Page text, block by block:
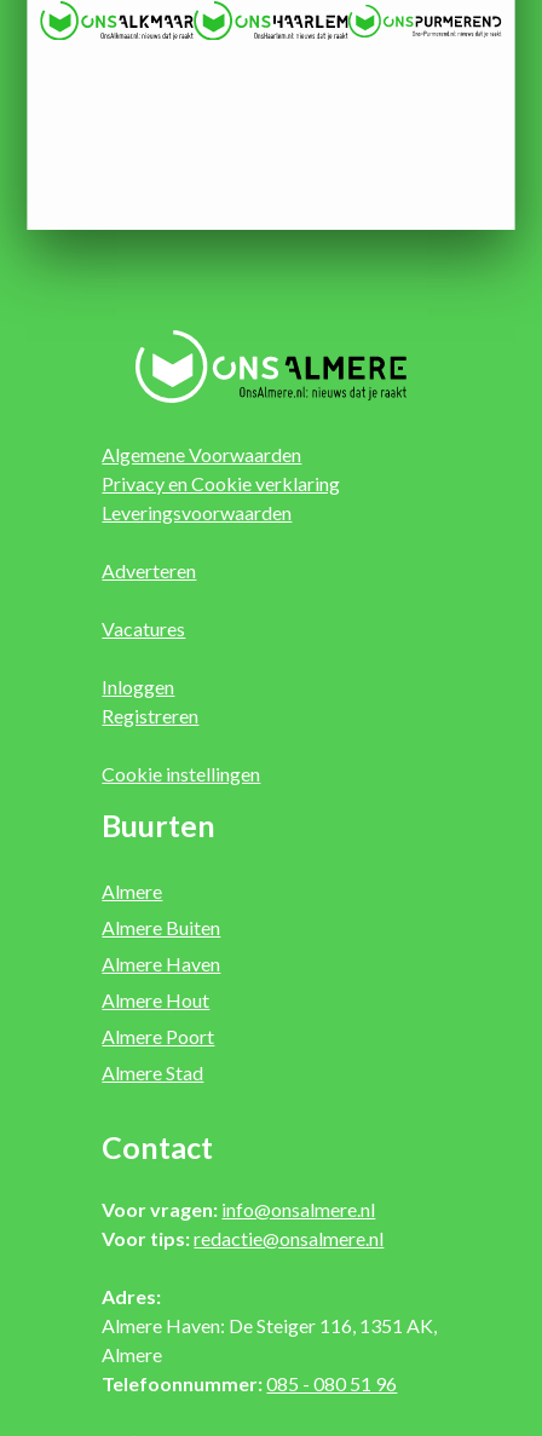
Algemene Voorwaarden
Privacy en Cookie verklaring
Leveringsvoorwaarden
Adverteren
Vacatures
Inloggen
Registreren
Cookie instellingen
Buurten
Almere
Almere Buiten
Almere Haven
Almere Hout
Almere Poort
Almere Stad
Contact
Voor vragen: info@onsalmere.nl
Voor tips:redactie@onsalmere.nl
Adres:
Almere Haven: De Steiger 116, 1351 AK,
Almere
Telefoonnummer:085 - 080 51 96